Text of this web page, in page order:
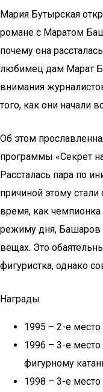
Мария Бутырская
романе с Маратом
почему она
любимец дам Марат
внимания
того, как они начали
Об этом
программы «Секрет
Рассталась пара по
причиной этому
время, как
режиму дня, Башаров
вещах. Это
фигуристка, однако
Награды
1995 – 2-е
1996 – 3-е
фигурному
1998 – 3-е